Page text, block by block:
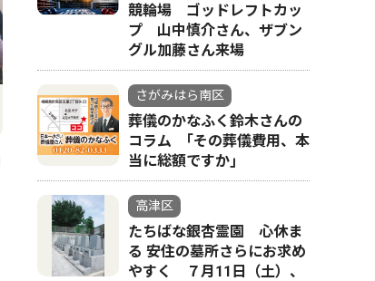
競輪場 ゴッドレフトカッ
プ 山中慎介さん、ザブン
グル加藤さん来場
さがみはら南区
葬儀のかなふく鈴木さんの
コラム ｢その葬儀費用、本
当に総額ですか｣
高津区
たちばな銀杏霊園 心休ま
る 安住の墓所さらにお求め
やすく ７月11日（土）、